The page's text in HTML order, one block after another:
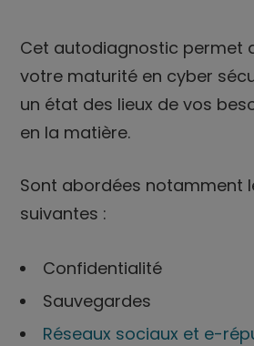
Cet autodiagnostic permet
votre maturité en cyber
un état des lieux de vos
en la matière.
Sont abordées notamment
suivantes :
Confidentialité
Sauvegardes
Réseaux sociaux et e-